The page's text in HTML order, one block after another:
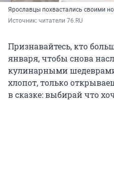
Ярославцы похвастались своими
Источник: читатели 76.RU
Признавайтесь, кто
января, чтобы снова
кулинарными
хлопот, только
в сказке: выбирай что